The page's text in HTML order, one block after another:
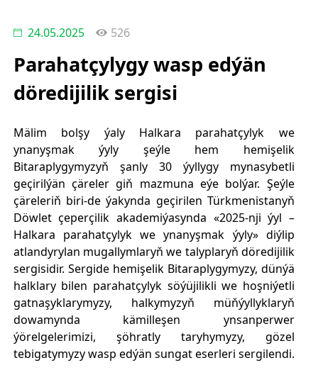
24.05.2025 526
Parahatçylygy wasp edýän
döredijilik sergisi
Mälim bolşy ýaly Halkara parahatçylyk we
ynanyşmak ýyly şeýle hem hemişelik
Bitaraplygymyzyň şanly 30 ýyllygy mynasybetli
geçirilýän çäreler giň mazmuna eýe bolýar. Şeýle
çäreleriň biri-de ýakynda geçirilen Türkmenistanyň
Döwlet çeperçilik akademiýasynda «2025-nji ýyl –
Halkara parahatçylyk we ynanyşmak ýyly» diýlip
atlandyrylan mugallymlaryň we talyplaryň döredijilik
sergisidir. Sergide hemişelik Bitaraplygymyzy, dünýä
halklary bilen parahatçylyk söýüjilikli we hoşniýetli
gatnaşyklarymyzy, halkymyzyň müňýyllyklaryň
dowamynda kämilleşen ynsanperwer
ýörelgelerimizi​, şöhratly taryhymyzy, gözel
tebigatymyzy wasp edýän sungat eserleri sergilendi.